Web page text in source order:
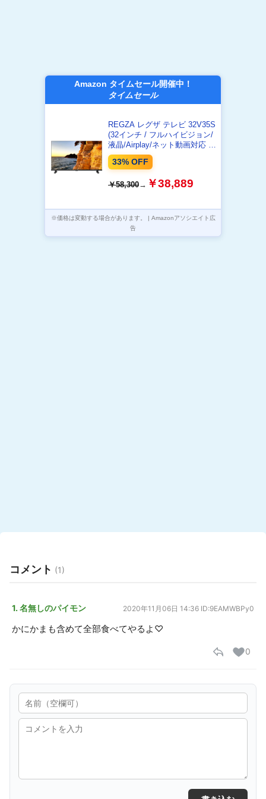
Amazon タイムセール開催中！
タイムセール
REGZA レグザ テレビ 32V35S
(32インチ / フルハイビジョン/
液晶/Airplay/ネット動画対応 /
2026年モデル)
33% OFF
￥58,300→ ￥38,889
※価格は変動する場合があります。 | Amazonアソシエイト広
告
コメント (1)
1. 名無しのパイモン 2020年11月06日 14:36 ID:9EAMWBPy0
かにかまも含めて全部食べてやるよ♡
0